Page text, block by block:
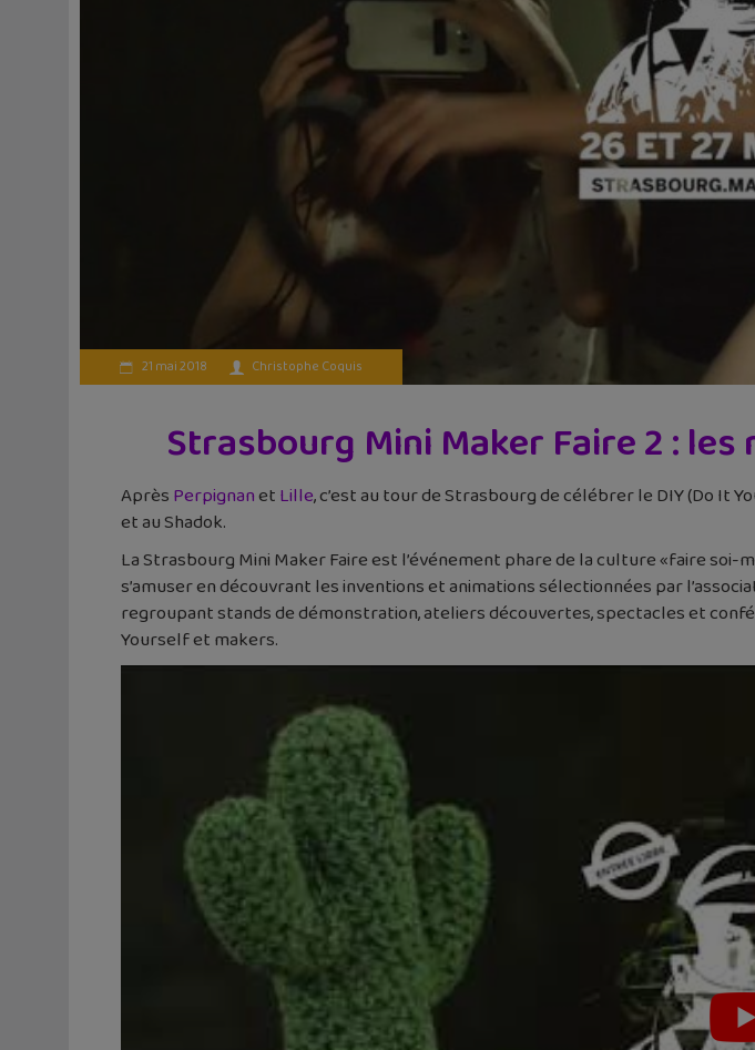
21 mai 2018 Christophe Coquis
Strasbourg Mini Maker Faire 2 :
AprèsPerpignanetLille, c’est au tour de Strasbourg de célébrer le DIY (Do It
et au Shadok.
La Strasbourg Mini Maker Faire est l’événement phare de la culture «faire
s’amuser en découvrant les inventions et animations sélectionnées par
regroupant stands de démonstration, ateliers découvertes, spectacles et
Yourself et makers.